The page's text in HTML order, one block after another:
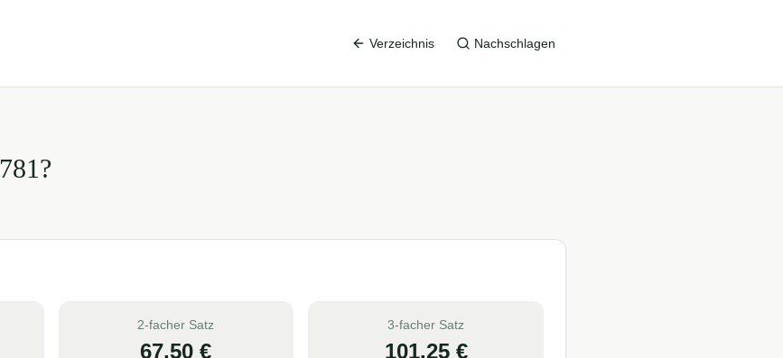
Verzeichnis Nachschlagen
781?
2-facher Satz
67.50 €
3-facher Satz
101.25€